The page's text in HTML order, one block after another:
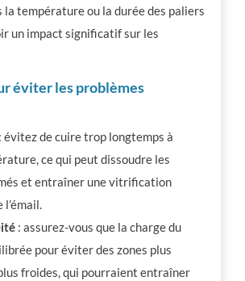
la température ou la durée des paliers
un impact significatif sur les
éviter les problèmes
: évitez de cuire trop longtemps à
ce qui peut dissoudre les
et entraîner une vitrification
l’émail.
: assurez-vous que la charge du
pour éviter des zones plus
froides, qui pourraient entraîner